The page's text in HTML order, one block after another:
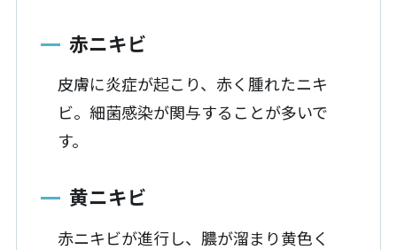
赤ニキビ
皮膚に炎症が起こり、赤く腫れたニキ
ビ。細菌感染が関与することが多いで
す。
黄ニキビ
赤ニキビが進行し、膿が溜まり黄色く